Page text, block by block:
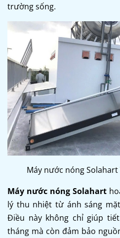
trường sống.
Máy nước nóng
Máy nước nóng Solahart
lý thu nhiệt từ ánh sáng
Điều này không chỉ giúp
tháng mà còn đảm bảo